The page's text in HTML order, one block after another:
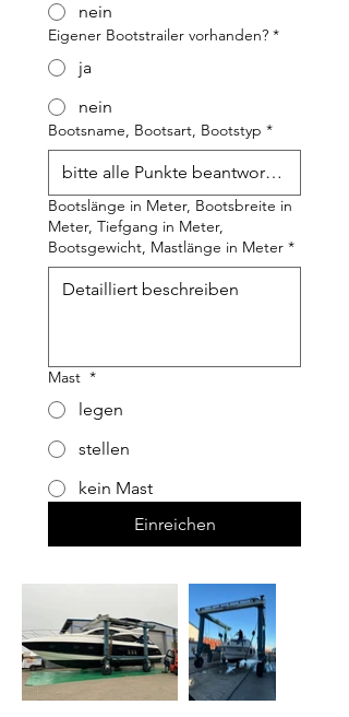
nein
Eigener Bootstrailer vorhanden? *
ja
nein
Bootsname, Bootsart, Bootstyp *
Bootslänge in Meter, Bootsbreite in
Meter, Tiefgang in Meter,
Bootsgewicht, Mastlänge in Meter *
Mast *
legen
stellen
kein Mast
Einreichen